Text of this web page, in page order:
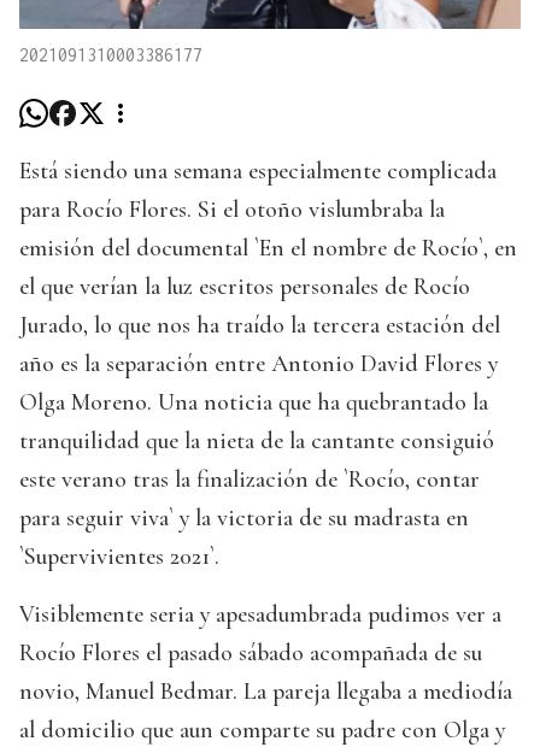
2021091310003386177
Está siendo una semana especialmente complicada
para Rocío Flores. Si el otoño vislumbraba la
emisión del documental `En el nombre de Rocío`, en
el que verían la luz escritos personales de Rocío
Jurado, lo que nos ha traído la tercera estación del
año es la separación entre Antonio David Flores y
Olga Moreno. Una noticia que ha quebrantado la
tranquilidad que la nieta de la cantante consiguió
este verano tras la finalización de `Rocío, contar
para seguir viva` y la victoria de su madrasta en
`Supervivientes 2021`.
Visiblemente seria y apesadumbrada pudimos ver a
Rocío Flores el pasado sábado acompañada de su
novio, Manuel Bedmar. La pareja llegaba a mediodía
al domicilio que aun comparte su padre con Olga y